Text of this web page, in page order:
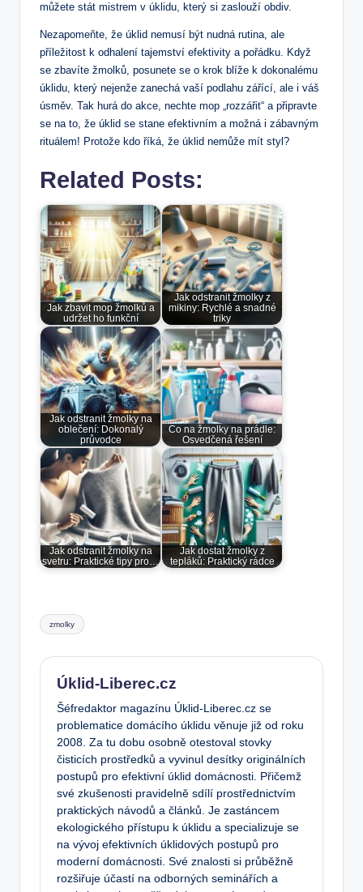
můžete stát mistrem v úklidu, který si zaslouží obdiv.
Nezapomeňte, že úklid nemusí být nudná rutina, ale
příležitost k odhalení tajemství efektivity⁤ a pořádku. Když
se zbavíte ‌žmolků, posunete se o krok blíže k dokonalému
úklidu, který nejenže zanechá vaší podlahu zářící, ale i ‌váš
‍úsměv. Tak ⁣hurá do akce, nechte mop „rozzářit“ a připravte
se na to, že ⁣úklid se stane efektivním a ⁣možná ‍i zábavným
rituálem!⁣ Protože kdo říká, ‌že úklid nemůže⁣ mít ‌styl?
Related Posts:
Jak zbavit mop žmolků a
udržet ho funkční
Jak odstranit žmolky z
mikiny: Rychlé a snadné
triky
Jak odstranit žmolky na
oblečení: Dokonalý
průvodce
Co na žmolky na prádle:
Osvedčená řešení
Jak odstranit žmolky na
svetru: Praktické tipy pro…
Jak dostat žmolky z
tepláků: Praktický rádce
Tags:
zmolky
Úklid-Liberec.cz
Šéfredaktor magazínu Úklid-Liberec.cz se
problematice domácího úklidu věnuje již od roku
2008. Za tu dobu osobně otestoval stovky
čisticích prostředků a vyvinul desítky originálních
postupů pro efektivní úklid domácnosti. Přičemž
své zkušenosti pravidelně sdílí prostřednictvím
praktických návodů a článků. Je zastáncem
ekologického přístupu k úklidu a specializuje se
na vývoj efektivních úklidových postupů pro
moderní domácnosti. Své znalosti si průběžně
rozšiřuje účastí na odborných seminářích a